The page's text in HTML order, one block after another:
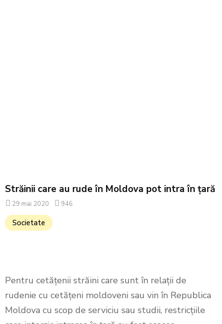
Străinii care au rude în Moldova pot intra în țară
29 mai 2020 946
Societate
Pentru cetățenii străini care sunt în relații de
rudenie cu cetățeni moldoveni sau vin în Republica
Moldova cu scop de serviciu sau studii, restricțiile